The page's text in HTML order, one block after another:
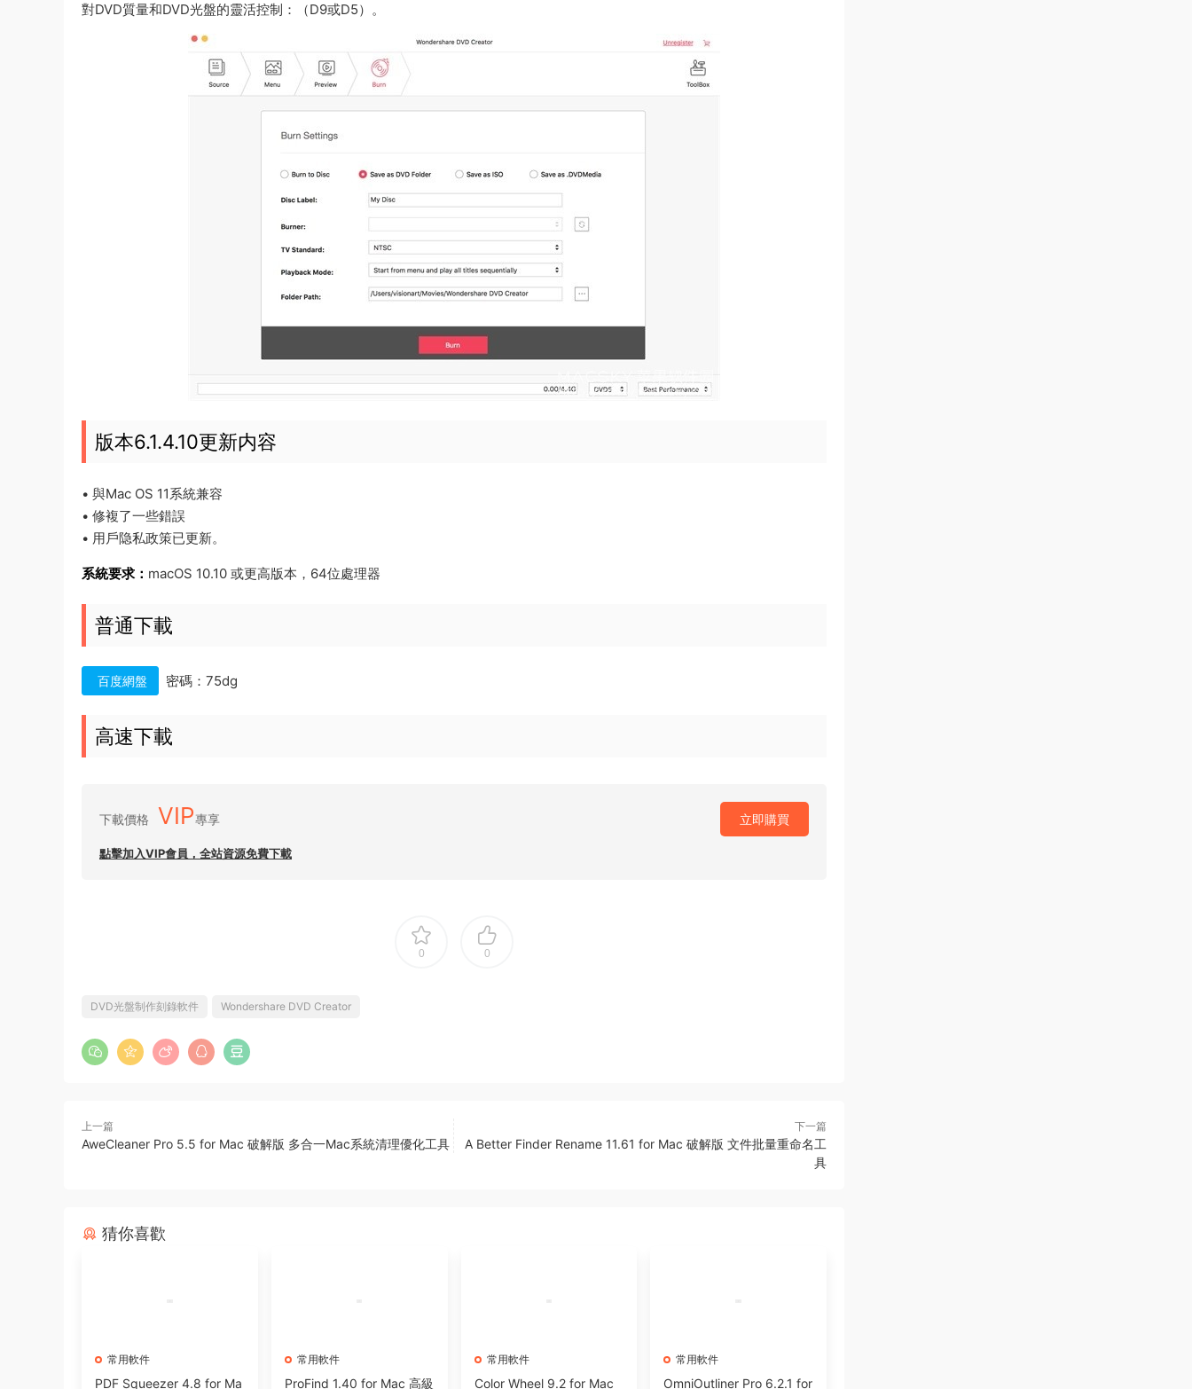
對DVD質量和DVD光盤的靈活控制：（D9或D5）。
版本6.1.4.10更新内容
• 與Mac OS 11系統兼容
• 修複了一些錯誤
• 用戶隐私政策已更新。
系統要求： macOS 10.10 或更高版本，64位處理器
普通下載
百度網盤 密碼：75dg
高速下載
下載價格 VIP專享 立即購買
點擊加入VIP會員，全站資源免費下載
0 0
DVD光盤制作刻錄軟件 Wondershare DVD Creator
上一篇
AweCleaner Pro 5.5 for Mac 破解版 多合一Mac系統清理優化工具
下一篇
A Better Finder Rename 11.61 for Mac 破解版 文件批量重命名工
具
猜你喜歡
常用軟件
PDF Squeezer 4.8 for Ma
常用軟件
ProFind 1.40 for Mac 高級
常用軟件
Color Wheel 9.2 for Mac
常用軟件
OmniOutliner Pro 6.2.1 for